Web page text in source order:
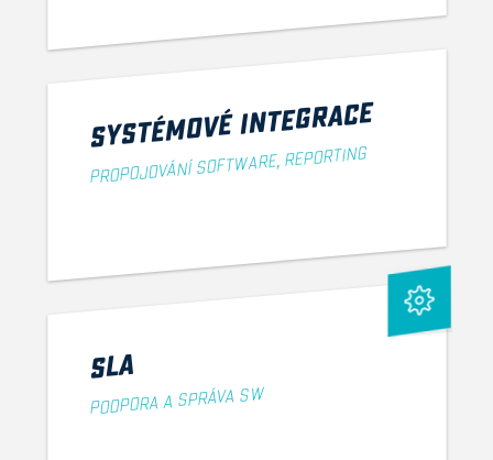
SYSTÉMOVÉ INTEGRACE
PROPOJOVÁNÍ SOFTWARE, REPORTING
SLA
PODPORA A SPRÁVA SW